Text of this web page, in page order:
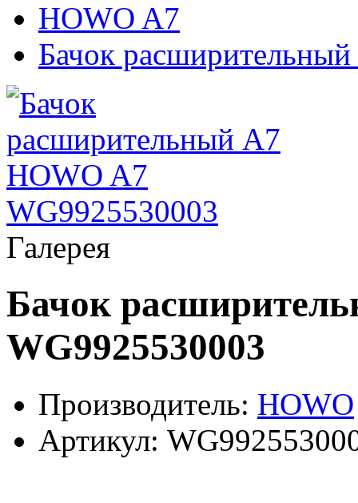
HOWO A7
Бачок
Галерея
Бачок
WG9925530003
Производитель: HOWO
Артикул: